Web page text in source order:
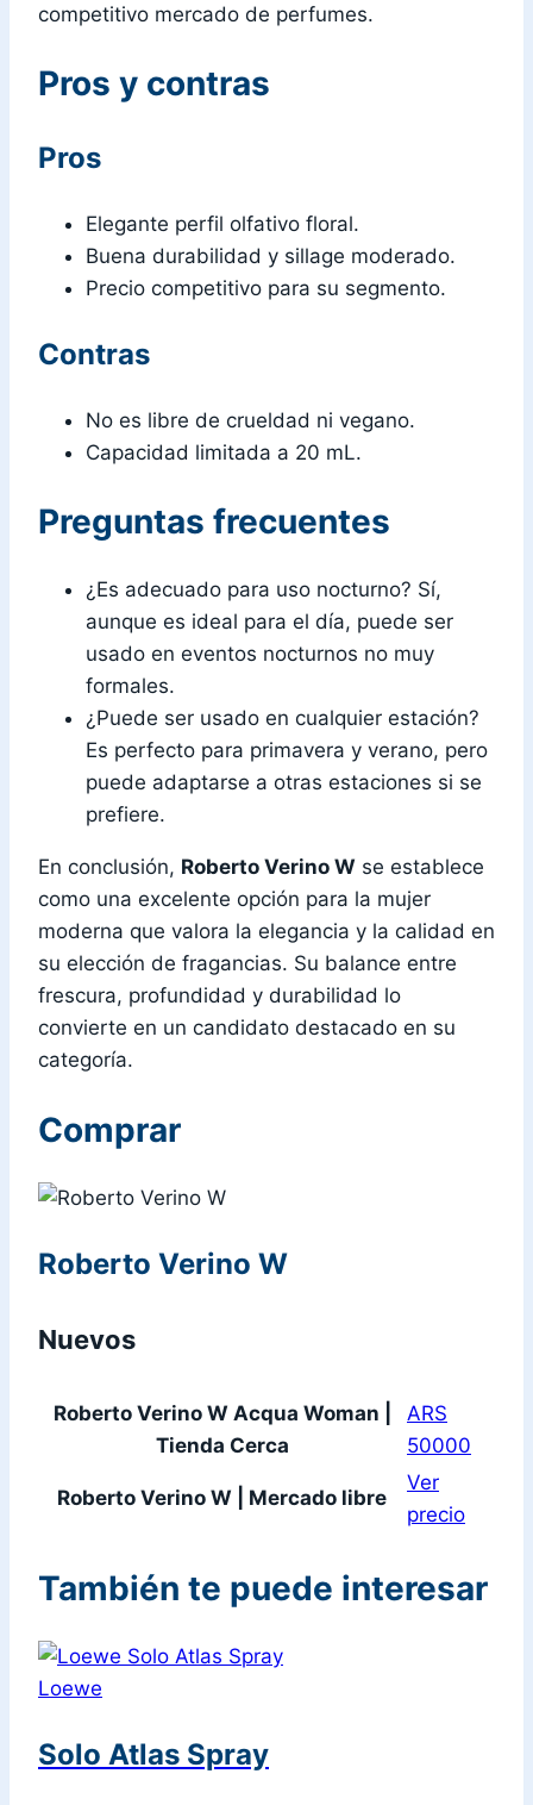
competitivo mercado de perfumes.
Pros y contras
Pros
Elegante perfil olfativo floral.
Buena durabilidad y sillage moderado.
Precio competitivo para su segmento.
Contras
No es libre de crueldad ni vegano.
Capacidad limitada a 20 mL.
Preguntas frecuentes
¿Es adecuado para uso nocturno? Sí,
aunque es ideal para el día, puede ser
usado en eventos nocturnos no muy
formales.
¿Puede ser usado en cualquier estación?
Es perfecto para primavera y verano, pero
puede adaptarse a otras estaciones si se
prefiere.
En conclusión, Roberto Verino W se establece
como una excelente opción para la mujer
moderna que valora la elegancia y la calidad en
su elección de fragancias. Su balance entre
frescura, profundidad y durabilidad lo
convierte en un candidato destacado en su
categoría.
Comprar
Roberto Verino W
Nuevos
Roberto Verino W Acqua Woman |
Tienda Cerca
ARS
50000
Roberto Verino W | Mercado libre
Ver
precio
También te puede interesar
Loewe
Solo Atlas Spray